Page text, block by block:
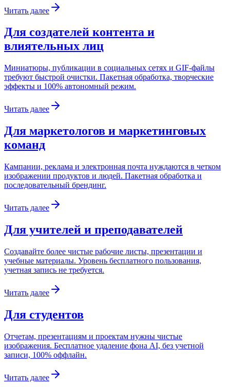
Читать далее
Для создателей контента и
влиятельных лиц
Миниатюры, публикации в социальных сетях и GIF-файлы
требуют быстрой очистки. Пакетная обработка, творческие
эффекты и 100% автономный режим.
Читать далее
Для маркетологов и маркетинговых
команд
Кампании, реклама и электронная почта нуждаются в четком
изображении продуктов и людей. Пакетная обработка и
последовательный брендинг.
Читать далее
Для учителей и преподавателей
Создавайте более чистые рабочие листы, презентации и
учебные материалы. Уровень бесплатного пользования,
учетная запись не требуется.
Читать далее
Для студентов
Отчетам, презентациям и проектам нужны чистые
изображения. Бесплатное удаление фона AI, без учетной
записи, 100% оффлайн.
Читать далее